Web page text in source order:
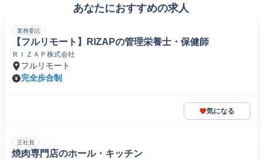
あなたにおすすめの求人
業務委託
【フルリモート】RIZAPの管理栄養士・保健師
ＲＩＺＡＰ株式会社
フルリモート
完全歩合制
気になる
正社員
焼肉専門店のホール・キッチン